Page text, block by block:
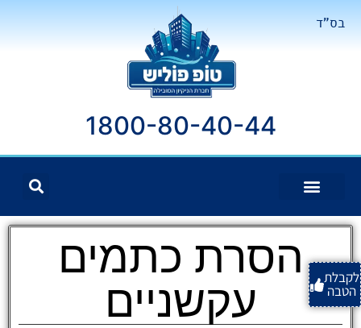
בס"ד
1800-80-40-44
לקבלת
הטבה
הסרת כתמים
עקשניים